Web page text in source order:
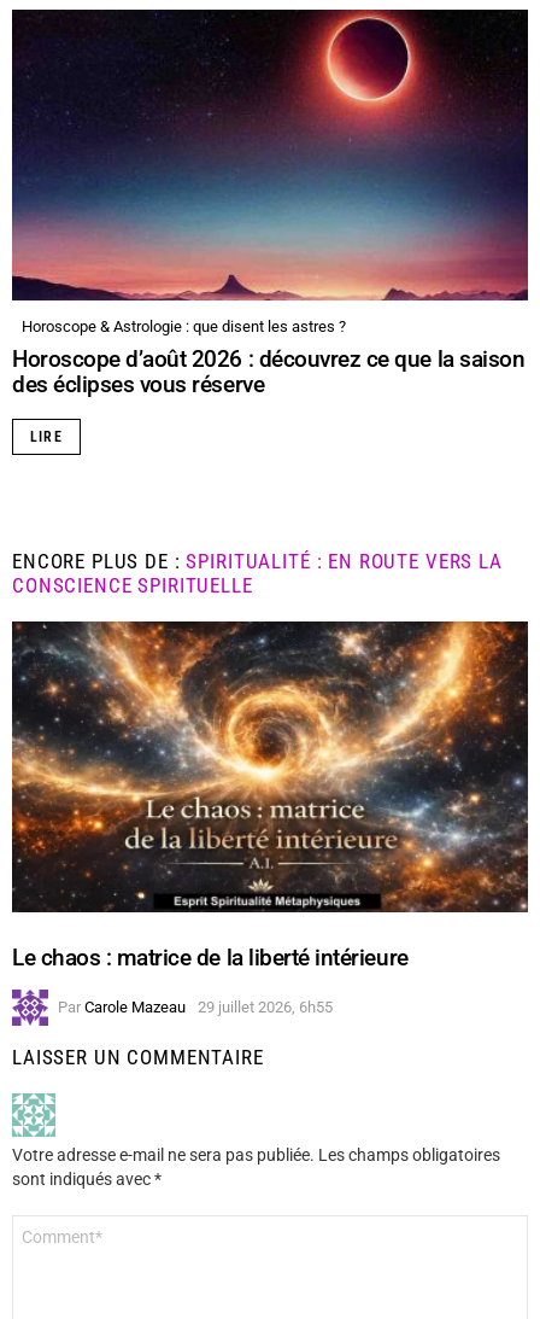
Horoscope & Astrologie : que disent les astres ?
Horoscope d’août 2026 : découvrez ce que la saison
des éclipses vous réserve
LIRE
ENCORE PLUS DE :SPIRITUALITÉ : EN ROUTE VERS LA
CONSCIENCE SPIRITUELLE
Le chaos : matrice de la liberté intérieure
Par Carole Mazeau 29 juillet 2026, 6h55
LAISSER UN COMMENTAIRE
Votre adresse e-mail ne sera pas publiée. Les champs obligatoires
sont indiqués avec*